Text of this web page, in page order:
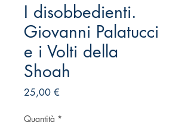
I disobbedienti.
Giovanni Palatucci
e i Volti della
Shoah
25,00 €
Quantità *